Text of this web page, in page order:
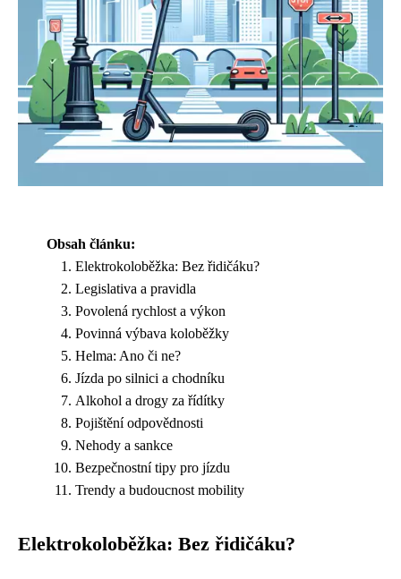
Obsah článku:
Elektrokoloběžka: Bez řidičáku?
Legislativa a pravidla
Povolená rychlost a výkon
Povinná výbava koloběžky
Helma: Ano či ne?
Jízda po silnici a chodníku
Alkohol a drogy za řídítky
Pojištění odpovědnosti
Nehody a sankce
Bezpečnostní tipy pro jízdu
Trendy a budoucnost mobility
Elektrokoloběžka: Bez řidičáku?